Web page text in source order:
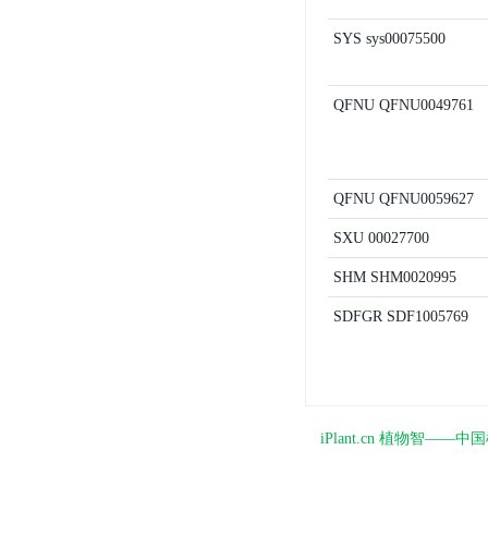
SYS sys00075500
QFNU QFNU0049761
QFNU QFNU0059627
SXU 00027700
SHM SHM0020995
SDFGRSDF1005769
iPlant.cn 植物智——中国